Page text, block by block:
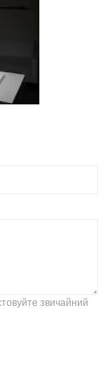
звичайний